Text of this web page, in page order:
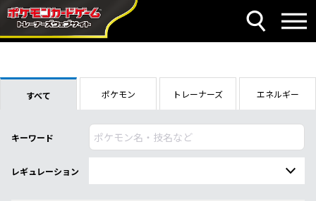
すべて ポケモン トレーナーズ エネルギー
キーワード
レギュレーション